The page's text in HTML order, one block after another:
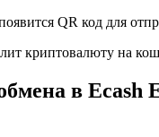
QR код для
криптовалюту на
в Ecash